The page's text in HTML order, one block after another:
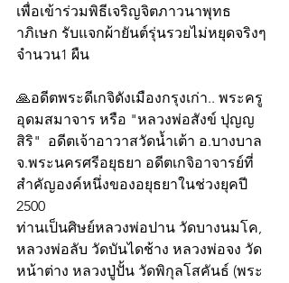
เพื่อเข้าร่วมพิธีเจริญจิตภาวนาพุทธ
าภิเษก รับแจกผ้ายันต์รุ่นรวยไม่หยุดจริงๆ
จำนวน1 ผืน
🙏อดีตพระดีเกจิดังเมืองกรุงเก่า.. พระครู
อุดมสมาจาร หรือ "หลวงพ่อสังข์ ปุญญ
สิริ"  อดีตเจ้าอาวาสวัดน้ำเต้า อ.บางบาล
จ.พระนครศรีอยุธยา อดีตเกจิอาจารย์ที่
สำคัญองค์หนึ่งของอยุธยาในช่วงยุคปี
2500
ท่านเป็นศิษย์หลวงพ่อปาน วัดบางนมโค,
หลวงพ่อลับ วัดบันไดช้าง หลวงพ่อจง วัด
หน้าต่าง หลวงปู่ปั้น วัดพิกุลโสคันธ์ (พระ